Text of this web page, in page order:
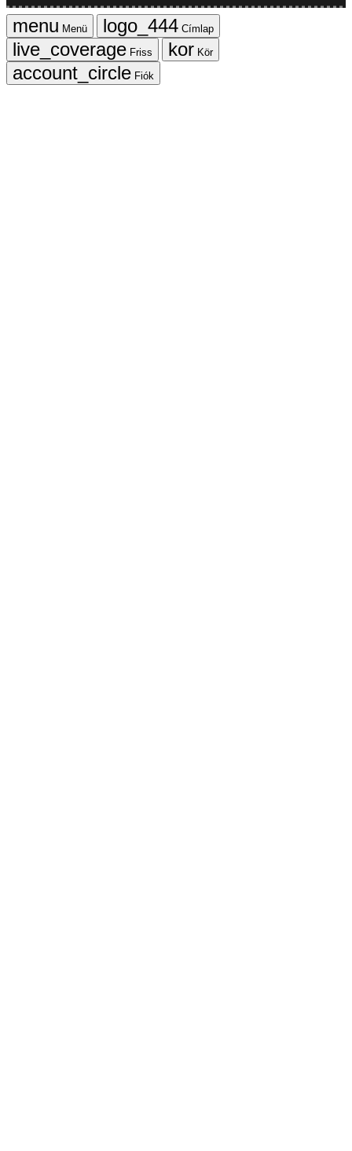
Menü
Címlap
Friss
Kör
Fiók